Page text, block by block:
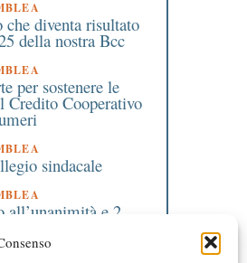
diventa risultato
della nostra Bcc
per sostenere le
Cooperativo
sindacale
all’unanimità e 2